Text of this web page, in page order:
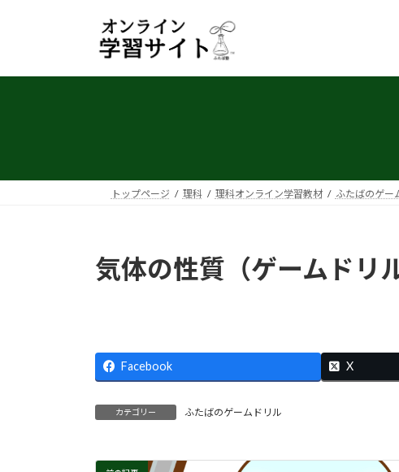
プ
動
トップページ 理科 理科オンライン学習教材 ふたばのゲー
気体の性質（ゲームドリル
Facebook X
カテゴリー ふたばのゲームドリル